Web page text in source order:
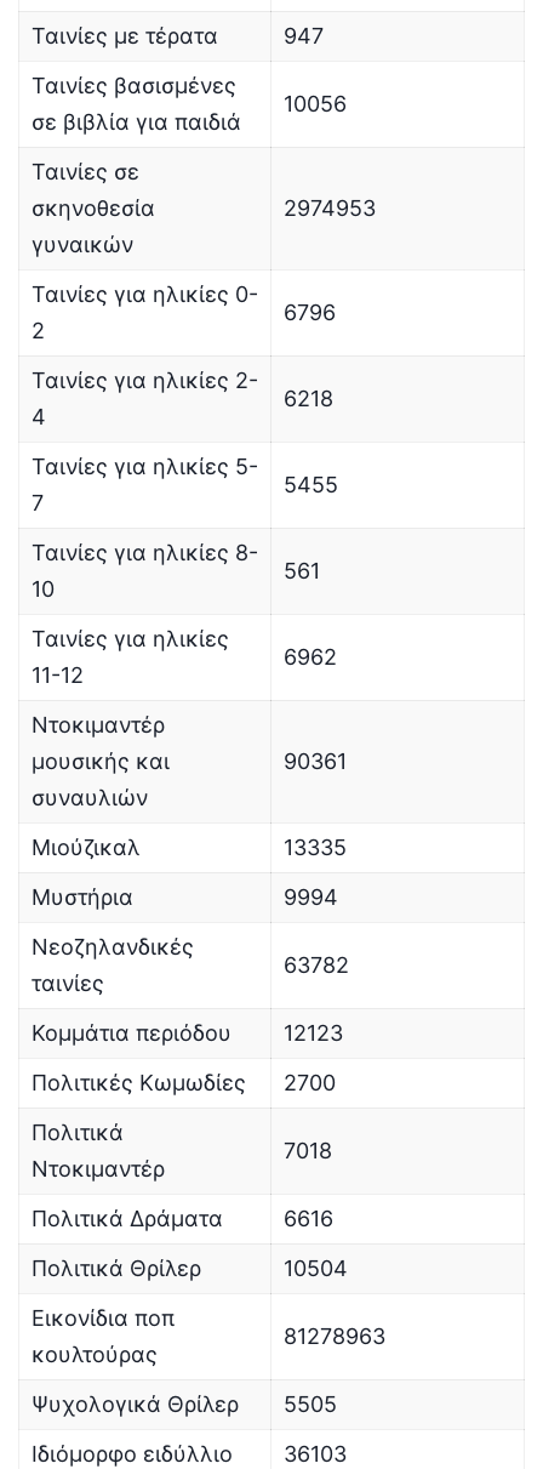
Ταινίες με τέρατα
947
Ταινίες βασισμένες
σε βιβλία για παιδιά
10056
Ταινίες σε
σκηνοθεσία
γυναικών
2974953
Ταινίες για ηλικίες 0-
2
6796
Ταινίες για ηλικίες 2-
4
6218
Ταινίες για ηλικίες 5-
7
5455
Ταινίες για ηλικίες 8-
10
561
Ταινίες για ηλικίες
11-12
6962
Ντοκιμαντέρ
μουσικής και
συναυλιών
90361
Μιούζικαλ
13335
Μυστήρια
9994
Νεοζηλανδικές
ταινίες
63782
Κομμάτια περιόδου
12123
Πολιτικές Κωμωδίες
2700
Πολιτικά
Ντοκιμαντέρ
7018
Πολιτικά Δράματα
6616
Πολιτικά Θρίλερ
10504
Εικονίδια ποπ
κουλτούρας
81278963
Ψυχολογικά Θρίλερ
5505
Ιδιόμορφο ειδύλλιο
36103